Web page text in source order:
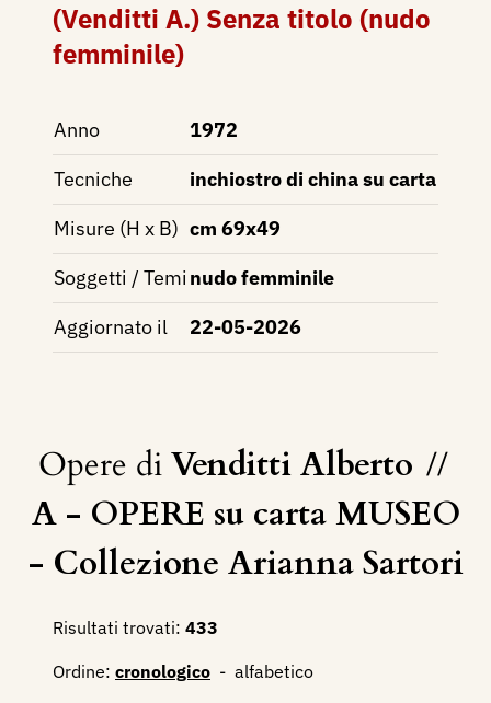
(Venditti A.) Senza titolo (nudo
femminile)
Anno
1972
Tecniche
inchiostro di china su carta
Misure (H x B) cm 69x49
Soggetti / Temi nudo femminile
Aggiornato il
22-05-2026
Opere diVenditti Alberto //
A - OPERE su carta MUSEO
- Collezione Arianna Sartori
Risultati trovati: 433
Ordine: cronologico - alfabetico